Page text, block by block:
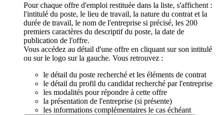
Pour chaque offre d'emploi restituée dans la liste, s'affichent :
l'intitulé du poste, le lieu de travail, la nature du contrat et la
durée de travail, le nom de l'entreprise si précisé, les 200
premiers caractères du descriptif du poste, la date de
publication de l'offre.
Vous accédez au détail d'une offre en cliquant sur son intitulé
ou sur le logo sur la gauche. Vous retrouvez :
le détail du poste recherché et les éléments de contrat
le détail du profil du candidat recherché par l'entreprise
les modalités pour répondre à cette offre
la présentation de l'entreprise (si présente)
les informations complémentaires le cas échéant